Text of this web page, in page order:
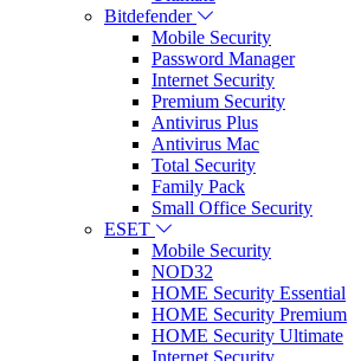
Bitdefender
Mobile Security
Password Manager
Internet Security
Premium Security
Antivirus Plus
Antivirus Mac
Total Security
Family Pack
Small Office Security
ESET
Mobile Security
NOD32
HOME Security Essential
HOME Security Premium
HOME Security Ultimate